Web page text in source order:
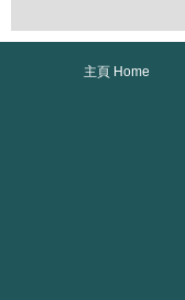
主頁 Home